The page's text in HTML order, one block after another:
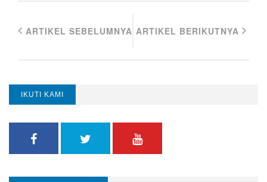
ARTIKEL SEBELUMNYA ARTIKEL BERIKUTNYA
IKUTI KAMI